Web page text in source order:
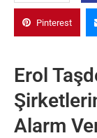
Pinterest
Erol
Alarm